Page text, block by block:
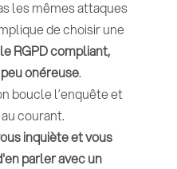
les mêmes attaques
de choisir une
RGPD compliant,
onéreuse.
boucle l’enquête et
courant.
inquiète et vous
parler avec un